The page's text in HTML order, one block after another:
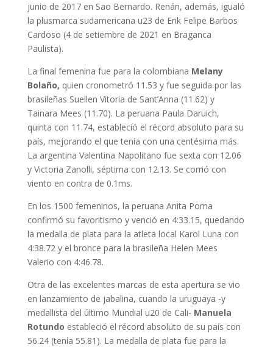
junio de 2017 en Sao Bernardo. Renán, además, igualó
la plusmarca sudamericana u23 de Erik Felipe Barbos
Cardoso (4 de setiembre de 2021 en Braganca
Paulista).
La final femenina fue para la colombiana Melany
Bolaño, quien cronometró 11.53 y fue seguida por las
brasileñas Suellen Vitoria de Sant’Anna (11.62) y
Tainara Mees (11.70). La peruana Paula Daruich,
quinta con 11.74, estableció el récord absoluto para su
país, mejorando el que tenía con una centésima más.
La argentina Valentina Napolitano fue sexta con 12.06
y Victoria Zanolli, séptima con 12.13. Se corrió con
viento en contra de 0.1ms.
En los 1500 femeninos, la peruana Anita Poma
confirmó su favoritismo y venció en 4:33.15, quedando
la medalla de plata para la atleta local Karol Luna con
4:38.72 y el bronce para la brasileña Helen Mees
Valerio con 4:46.78.
Otra de las excelentes marcas de esta apertura se vio
en lanzamiento de jabalina, cuando la uruguaya -y
medallista del último Mundial u20 de Cali- Manuela
Rotundo estableció el récord absoluto de su país con
56.24 (tenía 55.81). La medalla de plata fue para la